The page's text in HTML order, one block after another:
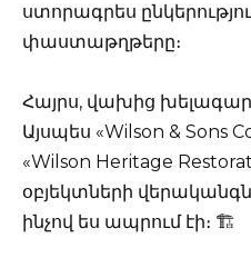
ստորագրես
փաստաթղթերը։
Հայրս, վախից
Այսպես «Wilson & Sons
«Wilson Heritage
օբյեկտների
ինչով ես ապրում էի։ 🏗️